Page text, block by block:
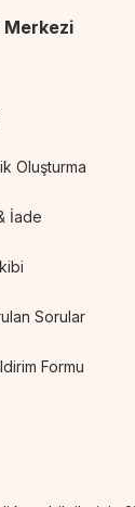
Oluşturma
İade
Sorular
Formu